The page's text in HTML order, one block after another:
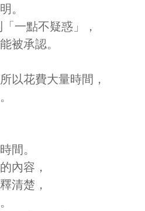
。
一點不疑惑」，
被承認。
以花費大量時間，
間。
內容，
清楚，